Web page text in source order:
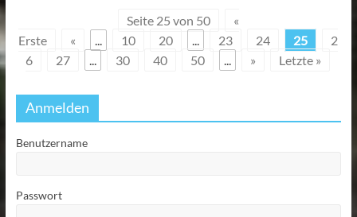
Seite 25 von 50
«
Erste
« 10 20 23 24 25
2
6
27 30 40 50 » Letzte »
Anmelden
Benutzername
Passwort